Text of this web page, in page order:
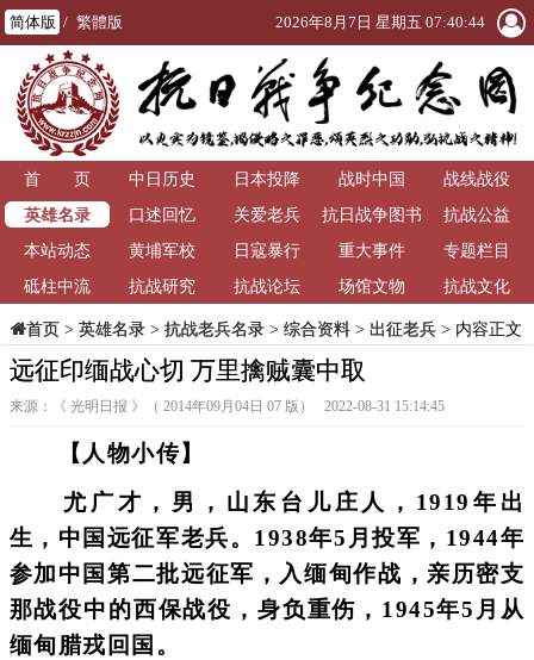
简体版 / 繁體版 2026年8月7日 星期五 07:40:44
首 页 中日历史 日本投降 战时中国
战线战役
英雄名录
口述回忆 关爱老兵
抗日战争图书
馆
抗战公益
本站动态
黄埔军校 日寇暴行 重大事件
专题栏目
砥柱中流
抗战研究 抗战论坛 场馆文物 抗战文化
首页> 英雄名录> 抗战老兵名录> 综合资料> 出征老兵> 内容正文
远征印缅战心切 万里擒贼囊中取
来源：《 光明日报 》（ 2014年09月04日 07 版） 2022-08-31 15:14:45
【人物小传】
尤广才，男，山东台儿庄人，1919年出
生，中国远征军老兵。1938年5月投军，1944年
参加中国第二批远征军，入缅甸作战，亲历密支
那战役中的西保战役，身负重伤，1945年5月从
缅甸腊戎回国。